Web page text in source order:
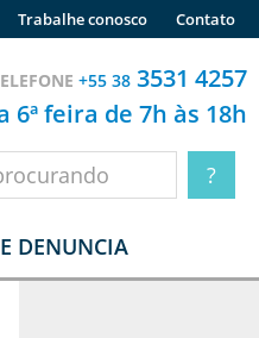
Trabalhe conosco Contato
+55 38 3531 4257
6ª feira de 7h às 18h
DENUNCIA